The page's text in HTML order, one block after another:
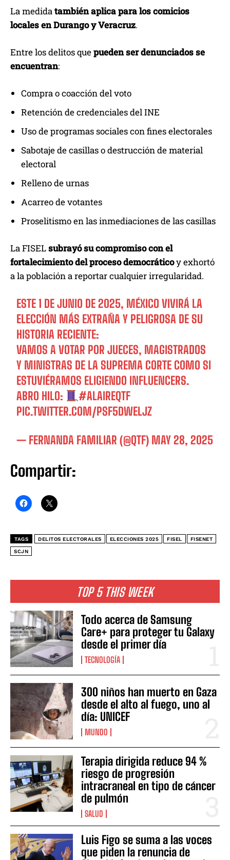
TOP 5 THIS WEEK
Todo acerca de Samsung
Care+ para proteger tu Galaxy
desde el primer día
TECNOLOGÍA
300 niños han muerto en Gaza
desde el alto al fuego, uno al
día: UNICEF
MUNDO
Terapia dirigida reduce 94 %
riesgo de progresión
intracraneal en tipo de cáncer
de pulmón
SALUD
Luis Figo se suma a las voces
que piden la renuncia de
La medidatambién aplica para los comicios
locales en Durango y Veracruz.
Entre los delitos quepueden ser denunciados se
encuentran:
Compra o coacción del voto
Retención de credenciales del INE
Uso de programas sociales con fines electorales
Sabotaje de casillas o destrucción de material
electoral
Relleno de urnas
Acarreo de votantes
Proselitismo en las inmediaciones de las casillas
La FISELsubrayó su compromiso con el
fortalecimiento del proceso democráticoy exhortó
a la población a reportar cualquier irregularidad.
ESTE 1 DE JUNIO DE 2025, MÉXICO VIVIRÁ LA
ELECCIÓN MÁS EXTRAÑA Y PELIGROSA DE SU
HISTORIA RECIENTE:
VAMOS A VOTAR POR JUECES, MAGISTRADOS
Y MINISTRAS DE LA SUPREMA CORTE COMO SI
ESTUVIÉRAMOS ELIGIENDO INFLUENCERS.
ABRO HILO:
#ALAIREQTF
PIC.TWITTER.COM/PSF5DWELJZ
— FERNANDA FAMILIAR (@QTF) MAY 28, 2025
Compartir:
TAGS DELITOS ELECTORALES ELECCIONES 2025 FISEL FISENET
SCJN